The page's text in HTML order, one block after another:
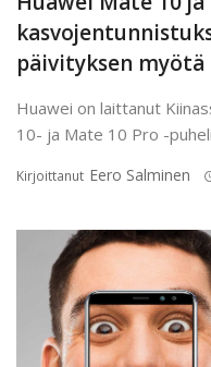
päivityksen myötä
Huawei on laittanut
10- ja Mate 10 Pro -
Kirjoittanut Eero Salminen